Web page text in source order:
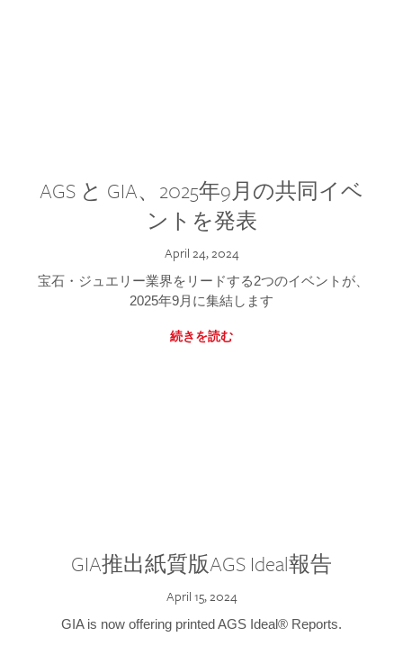
AGS と GIA、2025年9月の共同イベ
ントを発表
April 24, 2024
宝石・ジュエリー業界をリードする2つのイベントが、
2025年9月に集結します
続きを読む
GIA推出紙質版AGS Ideal報告
April 15, 2024
GIA is now offering printed AGS Ideal® Reports.